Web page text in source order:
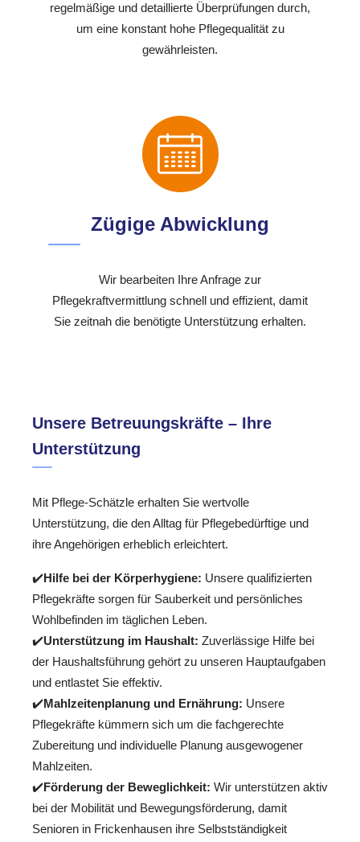
regelmäßige und detaillierte Überprüfungen durch,
um eine konstant hohe Pflegequalität zu
gewährleisten.
Zügige Abwicklung
Wir bearbeiten Ihre Anfrage zur
Pflegekraftvermittlung schnell und effizient, damit
Sie zeitnah die benötigte Unterstützung erhalten.
Unsere Betreuungskräfte – Ihre
Unterstützung
Mit Pflege-Schätzle erhalten Sie wertvolle
Unterstützung, die den Alltag für Pflegebedürftige und
ihre Angehörigen erheblich erleichtert.
✔️Hilfe bei der Körperhygiene: Unsere qualifizierten
Pflegekräfte sorgen für Sauberkeit und persönliches
Wohlbefinden im täglichen Leben.
✔️Unterstützung im Haushalt: Zuverlässige Hilfe bei
der Haushaltsführung gehört zu unseren Hauptaufgaben
und entlastet Sie effektiv.
✔️Mahlzeitenplanung und Ernährung: Unsere
Pflegekräfte kümmern sich um die fachgerechte
Zubereitung und individuelle Planung ausgewogener
Mahlzeiten.
✔️Förderung der Beweglichkeit: Wir unterstützen aktiv
bei der Mobilität und Bewegungsförderung, damit
Senioren in Frickenhausen ihre Selbstständigkeit